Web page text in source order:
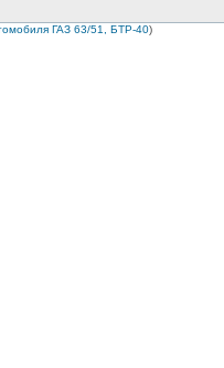
ГАЗ 63/51, БТР-40)